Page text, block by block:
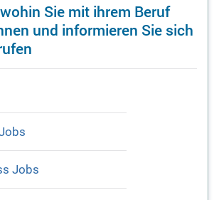
Sie mit ihrem Beruf
und informieren Sie sich
Jobs